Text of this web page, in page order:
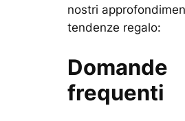
nostri
tendenze regalo:
Domande
frequenti